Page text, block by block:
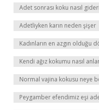
Adet sonrası koku nasıl
Adetliyken karın neden şişer
Kadınların en azgın olduğu
Kendi ağız kokumu nasıl
Normal vajina kokusu neye
Peygamber efendimiz eşi